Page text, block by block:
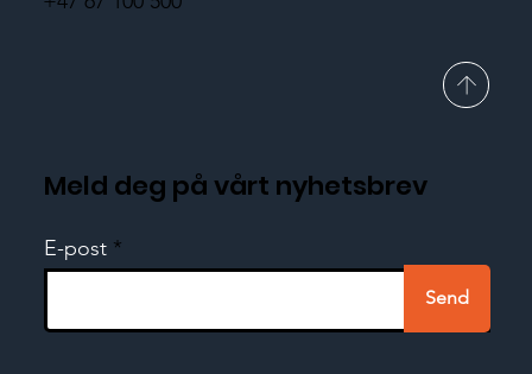
Meld deg på vårt nyhetsbrev
E-post
Send